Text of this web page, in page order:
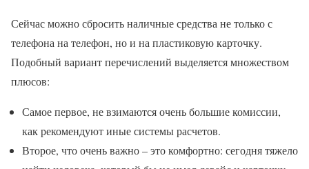
Сейчас можно сбросить наличные средства не только с
телефона на телефон, но и на пластиковую карточку.
Подобный вариант перечислений выделяется множеством
плюсов:
Самое первое, не взимаются очень большие комиссии,
как рекомендуют иные системы расчетов.
Второе, что очень важно – это комфортно: сегодня тяжело